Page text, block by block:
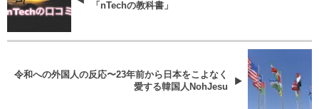
「nTechの教科書」
令和への外国人の反応〜23年前から日本をこよなく
愛する韓国人NohJesu